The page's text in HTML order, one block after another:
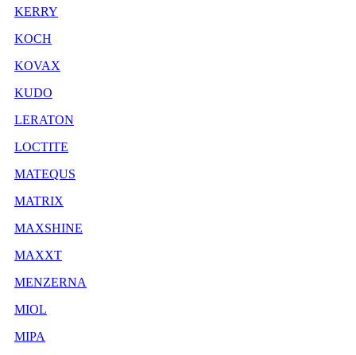
KERRY
KOCH
KOVAX
KUDO
LERATON
LOCTITE
MATEQUS
MATRIX
MAXSHINE
MAXXT
MENZERNA
MIOL
MIPA